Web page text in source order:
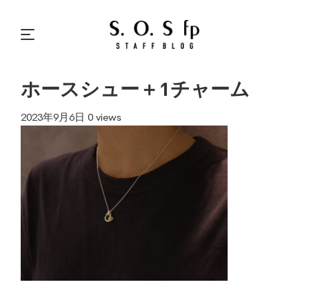
ホースシュー＋1チャーム
2023年9月6日 0 views